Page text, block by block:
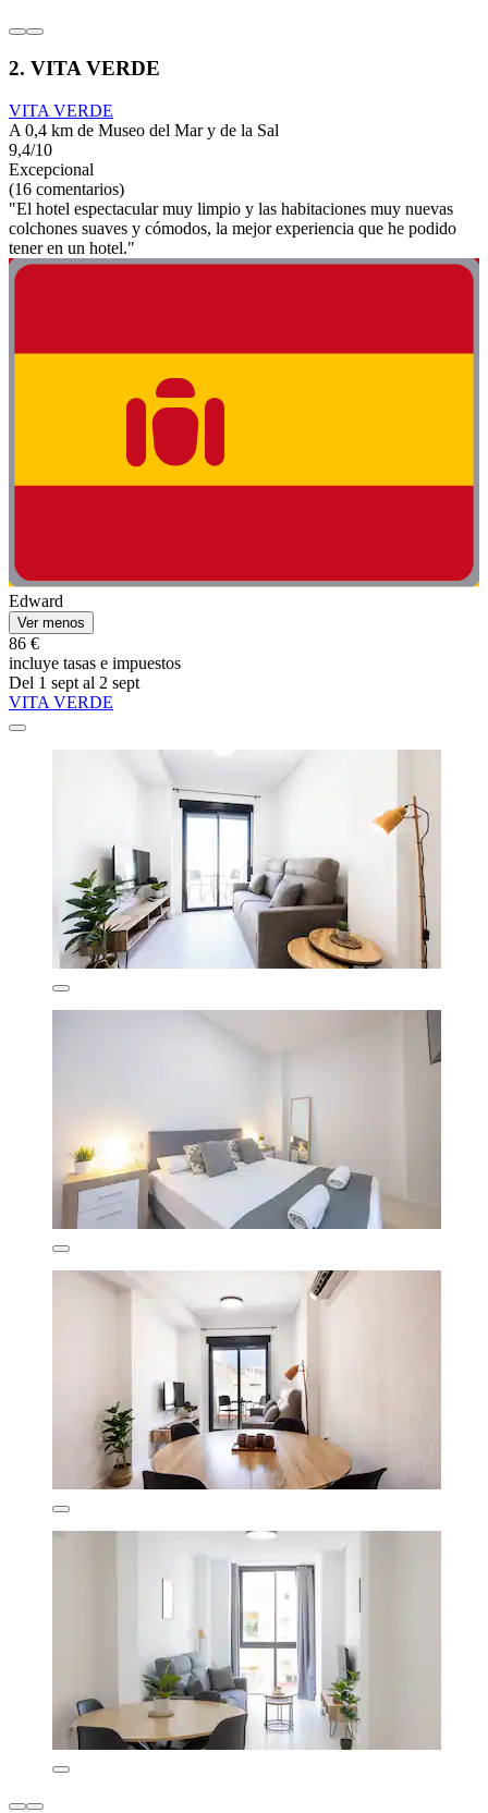
2. VITA VERDE
VITA VERDE
A 0,4 km de Museo del Mar y de la Sal
9,4/10
Excepcional
(16 comentarios)
"El hotel espectacular muy limpio y las habitaciones muy nuevas
colchones suaves y cómodos, la mejor experiencia que he podido
tener en un hotel."
Edward
Ver menos
86 €
incluye tasas e impuestos
Del 1 sept al 2 sept
VITA VERDE